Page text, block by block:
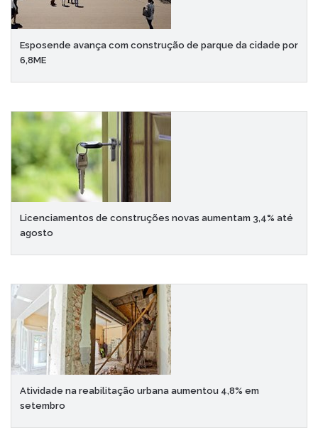
Esposende avança com construção de parque da cidade por
6,8ME
Licenciamentos de construções novas aumentam 3,4% até
agosto
Atividade na reabilitação urbana aumentou 4,8% em
setembro